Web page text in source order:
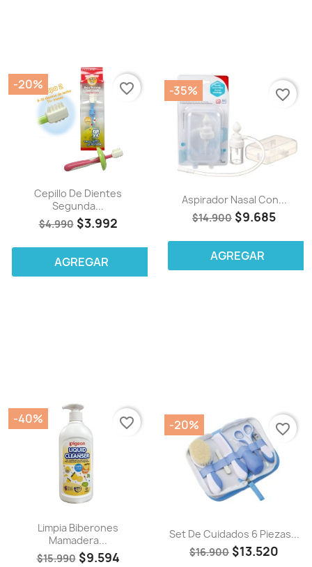
Cepillo De Dientes
Segunda...
$4.990 $3.992
-20%
AGREGAR
favorite_border
Aspirador Nasal Con...
$14.900 $9.685
-35%
AGREGAR
favorite_border
Limpia Biberones
Mamadera...
$15.990 $9.594
-40% favorite_border
Set De Cuidados 6 Piezas...
$16.900 $13.520
-20% favorite_border